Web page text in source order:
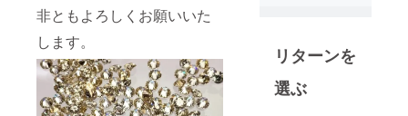
非ともよろしくお願いいた
します。
ど、世界中
から数多く
の宝石収集
リターンを
選ぶ